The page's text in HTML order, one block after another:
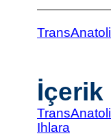
İçerik
Ihlara